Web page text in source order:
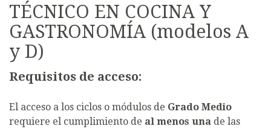
TÉCNICO EN COCINA Y
GASTRONOMÍA (modelos A
y D)
Requisitos de acceso:
El acceso a los ciclos o módulos de Grado Medio
requiere el cumplimiento de al menos una de las